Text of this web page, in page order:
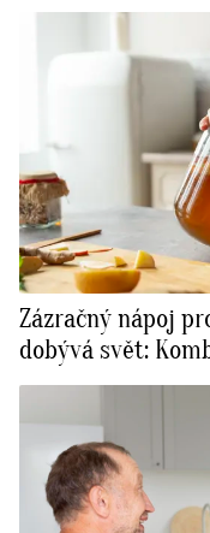
Zázračný nápoj
dobývá svět: